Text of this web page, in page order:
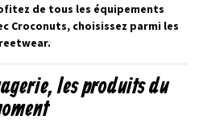
de tous les équipements
Croconuts, choisissez parmi les
les produits du